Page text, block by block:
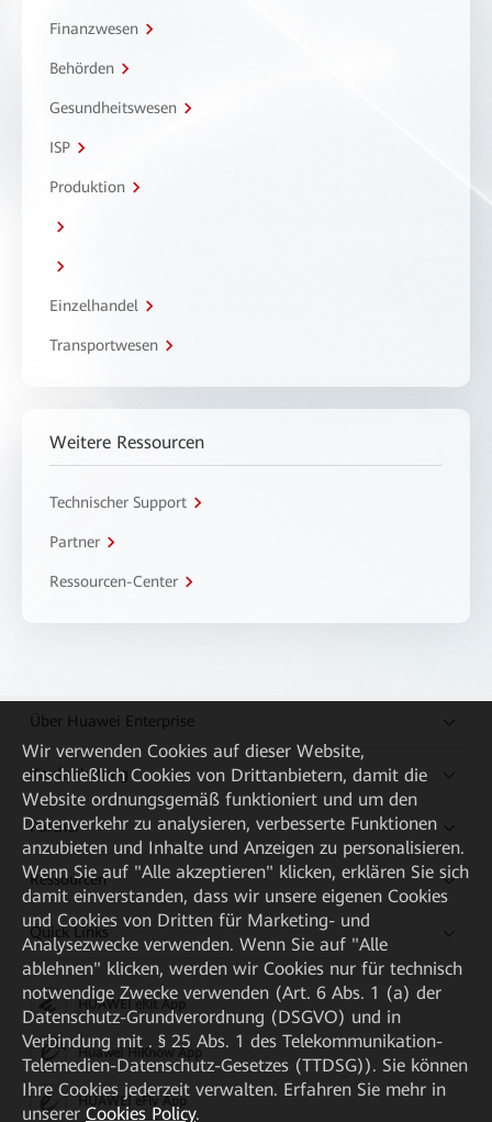
Finanzwesen
Behörden
Gesundheitswesen
ISP
Produktion
Einzelhandel
Transportwesen
Weitere Ressourcen
Technischer Support
Partner
Ressourcen-Center
Über Huawei Enterprise
Kaufanleitung
Partner
Ressourcen
Quick Links
HUAWEI eKit App
Huawei HiKnow App
HUAWEI eFly App
Wir verwenden Cookies auf dieser Website,
einschließlich Cookies von Drittanbietern, damit die
Website ordnungsgemäß funktioniert und um den
Datenverkehr zu analysieren, verbesserte Funktionen
anzubieten und Inhalte und Anzeigen zu personalisieren.
Wenn Sie auf "Alle akzeptieren" klicken, erklären Sie sich
damit einverstanden, dass wir unsere eigenen Cookies
und Cookies von Dritten für Marketing- und
Analysezwecke verwenden. Wenn Sie auf "Alle
ablehnen" klicken, werden wir Cookies nur für technisch
notwendige Zwecke verwenden (Art. 6 Abs. 1 (a) der
Datenschutz-Grundverordnung (DSGVO) und in
Verbindung mit . § 25 Abs. 1 des Telekommunikation-
Telemedien-Datenschutz-Gesetzes (TTDSG)). Sie können
Ihre Cookies jederzeit verwalten. Erfahren Sie mehr in
unserer Cookies Policy.